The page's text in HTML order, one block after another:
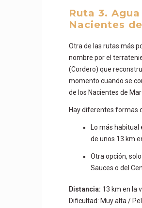
Ruta 3.
Nacientes
Otra de las rutas más
nombre por el
(Cordero) que
momento cuando se
de los Nacientes de
Hay diferentes formas
Lo más habitual
de unos 13 km
Otra opción,
Sauces o del
Distancia: 13 km en la
Dificultad: Muy alta /